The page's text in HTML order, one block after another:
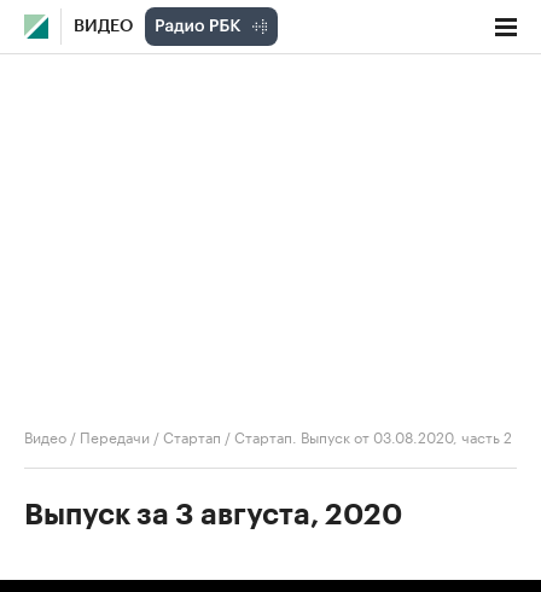
ВИДЕО
Видео / Передачи /Стартап /Стартап. Выпуск от 03.08.2020, часть 2
Выпуск за 3 августа, 2020